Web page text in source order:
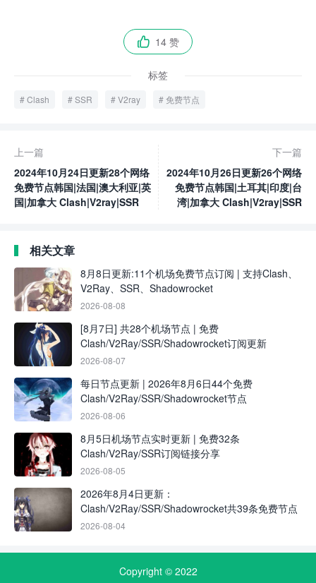
 14 赞
标签
Clash SSR V2ray 免费节点
上一篇
2024年10月24日更新28个网络
免费节点韩国|法国|澳大利亚|英
国|加拿大 Clash|V2ray|SSR
下一篇
2024年10月26日更新26个网络
免费节点韩国|土耳其|印度|台
湾|加拿大 Clash|V2ray|SSR
相关文章
8月8日更新:11个机场免费节点订阅 | 支持Clash、
V2Ray、SSR、Shadowrocket
2026-08-08
[8月7日] 共28个机场节点 | 免费
Clash/V2Ray/SSR/Shadowrocket订阅更新
2026-08-07
每日节点更新 | 2026年8月6日44个免费
Clash/V2Ray/SSR/Shadowrocket节点
2026-08-06
8月5日机场节点实时更新 | 免费32条
Clash/V2Ray/SSR订阅链接分享
2026-08-05
2026年8月4日更新：
Clash/V2Ray/SSR/Shadowrocket共39条免费节点
2026-08-04
Copyright © 2022